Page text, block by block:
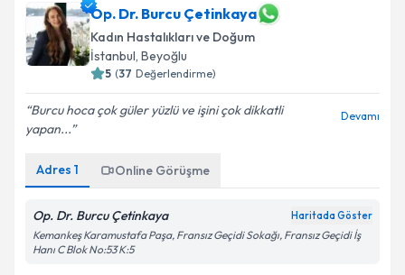
Op. Dr. Burcu Çetinkaya
Kadın Hastalıkları ve Doğum
İstanbul,Beyoğlu
( Değerlendirme)
Burcu hoca çok güler yüzlü ve işini çok dikkatli
yapan...
Adres 1 Online Görüşme
Op. Dr. Burcu Çetinkaya
Kemankeş Karamustafa Paşa, Fransız Geçidi Sokağı, Fransız Geçidi İş